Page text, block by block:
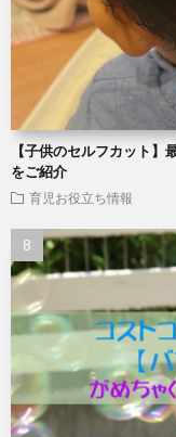
【子供のセルフカット
をご紹介
育児お役立ち情報